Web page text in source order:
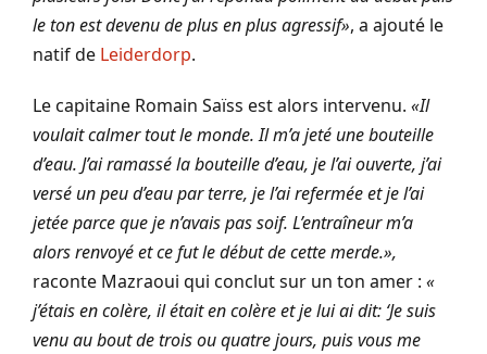
le ton est devenu de plus en plus agressif», a ajouté le
natif de Leiderdorp.
Le capitaine Romain Saïss est alors intervenu. «Il
voulait calmer tout le monde. Il m’a jeté une bouteille
d’eau. J’ai ramassé la bouteille d’eau, je l’ai ouverte, j’ai
versé un peu d’eau par terre, je l’ai refermée et je l’ai
jetée parce que je n’avais pas soif. L’entraîneur m’a
alors renvoyé et ce fut le début de cette merde.»,
raconte Mazraoui qui conclut sur un ton amer : «
j’étais en colère, il était en colère et je lui ai dit: ‘Je suis
venu au bout de trois ou quatre jours, puis vous me